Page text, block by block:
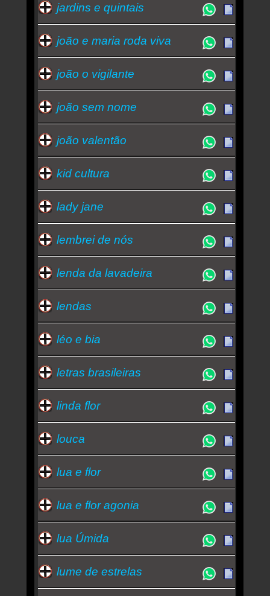
jardins e quintais
joão e maria roda viva
joão o vigilante
joão sem nome
joão valentão
kid cultura
lady jane
lembrei de nós
lenda da lavadeira
lendas
léo e bia
letras brasileiras
linda flor
louca
lua e flor
lua e flor agonia
lua Úmida
lume de estrelas